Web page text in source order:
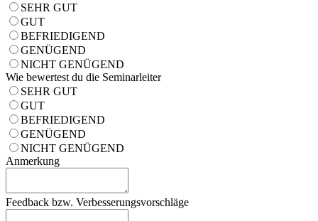
SEHR GUT
GUT
BEFRIEDIGEND
GENÜGEND
NICHT GENÜGEND
Wie bewertest du die Seminarleiter
SEHR GUT
GUT
BEFRIEDIGEND
GENÜGEND
NICHT GENÜGEND
Anmerkung
Feedback bzw. Verbesserungsvorschläge